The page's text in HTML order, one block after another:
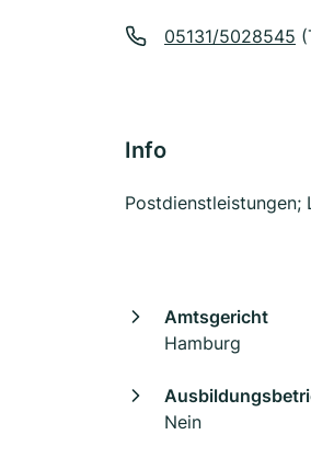
05131/5028545
Info
Postdienstleistungen;
Amtsgericht
Hamburg
Nein